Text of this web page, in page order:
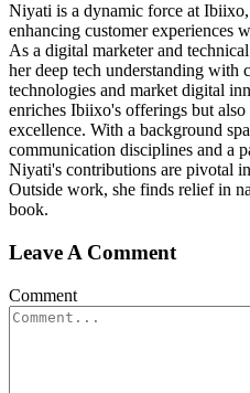
Niyati is a dynamic force at
enhancing customer experiences
As a digital marketer and
her deep tech understanding with
technologies and market digital
enriches Ibiixo's offerings but
excellence. With a background
communication disciplines and a
Niyati's contributions are pivotal
Outside work, she finds relief in
book.
Leave A Comment
Comment